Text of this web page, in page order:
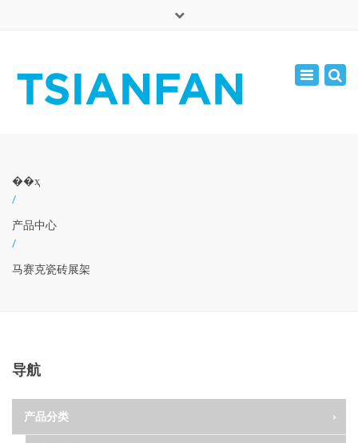
周一 - 周六: 7:00 - 17:00
Toggle
��ҳ
/
产品中心
/
马赛克瓷砖展架
导航
产品分类